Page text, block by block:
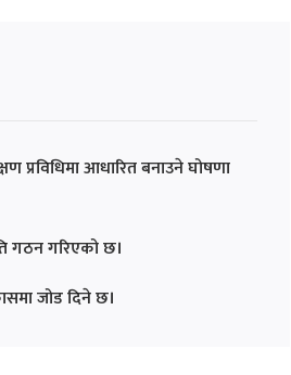
प्रविधिमा आधारित बनाउने घोषणा
गठन गरिएको छ।
जोड दिने छ।